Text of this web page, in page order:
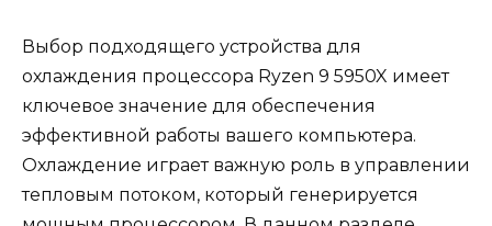
Выбор подходящего устройства для
охлаждения процессора Ryzen 9 5950X имеет
ключевое значение для обеспечения
эффективной работы вашего компьютера.
Охлаждение играет важную роль в управлении
тепловым потоком, который генерируется